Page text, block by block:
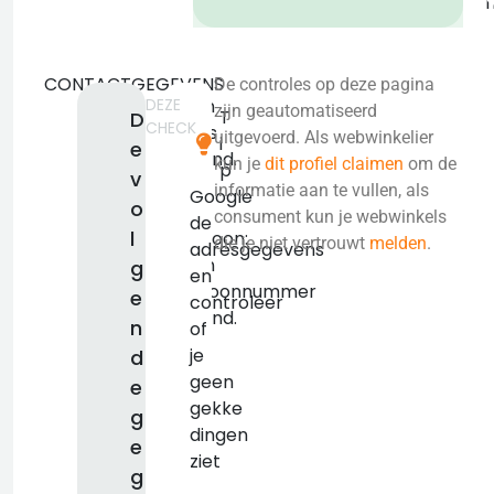
CONTACTGEGEVENS
D
e
v
o
l
g
e
n
d
e
g
e
g
Geen
adres
bekend.
KVK:
false
Telefoon:
Geen
telefoonnummer
bekend.
T
i
p
Google
de
adresgegevens
en
controleer
of
je
geen
gekke
dingen
ziet
DEZE
CHECK
De controles op deze pagina
zijn geautomatiseerd
uitgevoerd. Als webwinkelier
kun je dit profiel claimen om de
informatie aan te vullen, als
consument kun je webwinkels
die je niet vertrouwt melden.